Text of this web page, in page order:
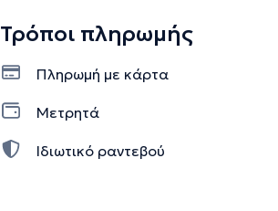
Τρόποι πληρωμής
Πληρωμή με κάρτα
Μετρητά
Ιδιωτικό ραντεβού